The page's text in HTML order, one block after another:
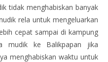
tidak menghabiskan banyak
rela untuk mengeluarkan
cepat sampai di kampung
mudik ke Balikpapan jika
menghabiskan waktu untuk